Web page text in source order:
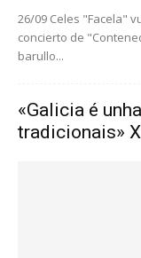
26/09 Celes "Facela"
concierto de
barullo...
«Galicia é
tradicionais»